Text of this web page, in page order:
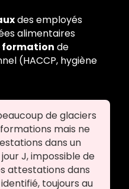
des employés
alimentaires
formation de
(HACCP, hygiène
de glaciers
mais ne
dans un
J, impossible de
attestations dans
toujours au